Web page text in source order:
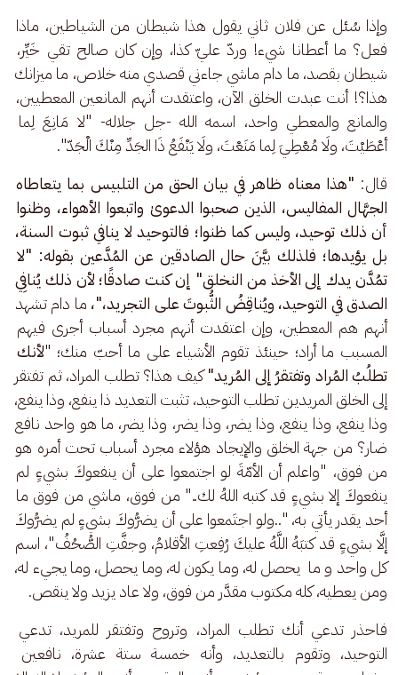
وإذا سُئل عن فلان ثاني يقول هذا شيطان من الشياطين، ماذا
فعل؟ ما أعطانا شيء! وردّ عليّ كذا، وإن كان صالح تقي خَيِّر،
شيطان بقصد، ما دام ماشي جاءني قصدي منه خلاص، ما ميزانك
هذا؟! أنت عبدت الخلق الآن، واعتقدت أنهم المانعين المعطيين،
والمانع والمعطي واحد، اسمه الله -جل جلاله- "لا مَانِعَ لِما
أعْطَيْتَ، ولَا مُعْطِيَ لِما مَنَعْتَ، ولَا يَنْفَعُ ذَا الجَدِّ مِنْكَ الْجَدّ".
قال: "هذا معناه ظاهر في بيان الحق من التلبيس بما يتعاطاه
الجهَّال المفاليس، الذين صحبوا الدعوىٰ واتبعوا الأهواء، وظنوا
أن ذلك توحيد، وليس كما ظنوا؛ فالتوحيد لا ينافي ثبوت السنة،
بل يؤيدها؛ فلذلك بيَّنَ حال الصادقين عن المُدَّعين بقوله: "لا
تمُدَّن يدك إلى الأخذ من النخلق" إن كنت صادقًا؛ لأن ذلك يُنافِي
الصدق في التوحيد، ويُناقِضُ الثُّبوتَ على التجريد،"، ما دام تشهد
أنهم هم المعطين، وإن اعتقدت أنهم مجرد أسباب أجرى فيهم
المسبب ما أراد؛ حينئذ تقوم الأشياء على ما أحبّ منك؛ "لأنك
تطلُبُ المُراد وتفتقرُ إلى المُريد" كيف هذا؟ تطلب المراد، ثم تفتقر
إلى الخلق المريدين تطلب التوحيد، تثبت التعديد ذا ينفع، وذا ينفع،
وذا ينفع، وذا ينفع، وذا يضر، وذا يضر، وذا يضر، ما هو واحد نافع
ضار؟ من جهة الخلق والإيجاد هؤلاء مجرد أسباب تحت أمره هو
من فوق، "واعلم أن الأمّةَ لو اجتمعوا على أن ينفعوكَ بشيءٍ لم
ينفعوكَ إلا بشيءٍ قد كتبه اللهُ لك.." من فوق، ماشي من فوق ما
أحد يقدر يأتي به، "..ولو اجتَمعوا على أن يضرُّوكَ بشيءٍ لم يضرُّوكَ
إلَّا بشيءٍ قد كتبَهُ اللَّهُ عليكَ رُفِعتِ الأقلامُ، وجفَّتِ الصُّحُفُ"، اسم
كل واحد و ما  يحصل له، وما يكون له، وما يحصل، وما يجيء له،
ومن يعطيه، كله مكتوب مقدَّر من فوق، ولا عاد يزيد ولا ينقص.
فاحذر تدعي أنك تطلب المراد، وتروح وتفتقر للمريد، تدعي
التوحيد، وتقوم بالتعديد، وأنه خمسة ستة عشرة، نافعين